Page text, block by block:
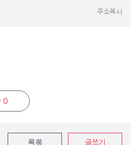
주소복사
하기:
0
목록 글쓰기